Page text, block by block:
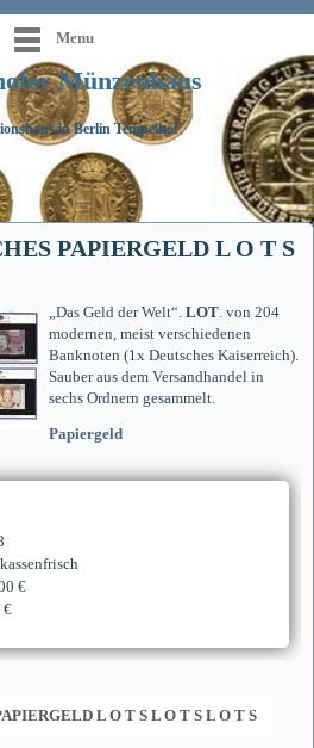
Menu
Münzenhaus
in Berlin Tempelhof
PAPIERGELD L O T S
„Das Geld der Welt“. LOT. von 204
modernen, meist verschiedenen
Banknoten (1x Deutsches Kaiserreich).
Sauber aus dem Versandhandel in
sechs Ordnern gesammelt.
Papiergeld
€
€
L O T S L O T S L O T S